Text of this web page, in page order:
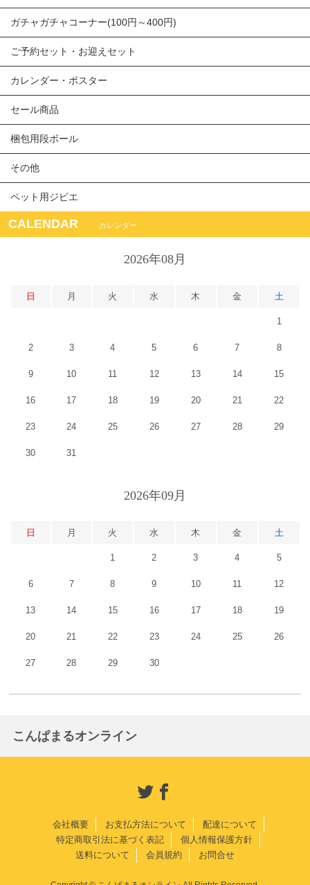
ガチャガチャコーナー(100円～400円)
ご予約セット・お迎えセット
カレンダー・ポスター
セール商品
梱包用段ボール
その他
ペット用ジビエ
CALENDAR カレンダー
2026年08月
日 月 火 水 木 金 土
1
2 3 4 5 6 7 8
9 10 11 12 13 14 15
16 17 18 19 20 21 22
23 24 25 26 27 28 29
30 31
2026年09月
日 月 火 水 木 金 土
1 2 3 4 5
6 7 8 9 10 11 12
13 14 15 16 17 18 19
20 21 22 23 24 25 26
27 28 29 30
こんぱまるオンライン
会社概要 お支払方法について
配達について
特定商取引法に基づく表記
個人情報保護方針
送料について
会員規約 お問合せ